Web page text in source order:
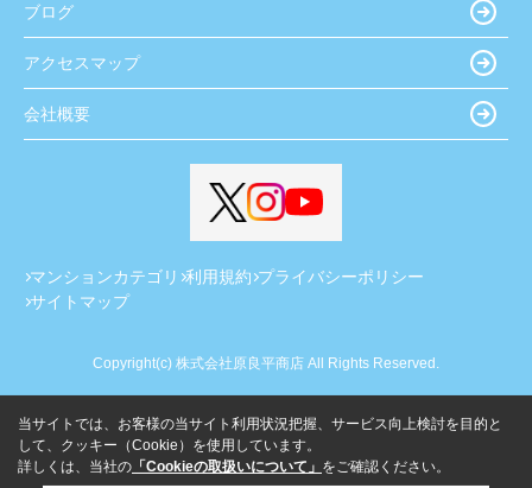
ブログ
アクセスマップ
会社概要
マンションカテゴリ 利用規約 プライバシーポリシー
サイトマップ
Copyright(c) 株式会社原良平商店 All Rights Reserved.
当サイトでは、お客様の当サイト利用状況把握、サービス向上検討を目的と
して、クッキー（Cookie）を使用しています。
詳しくは、当社の 「Cookieの取扱いについて」 をご確認ください。